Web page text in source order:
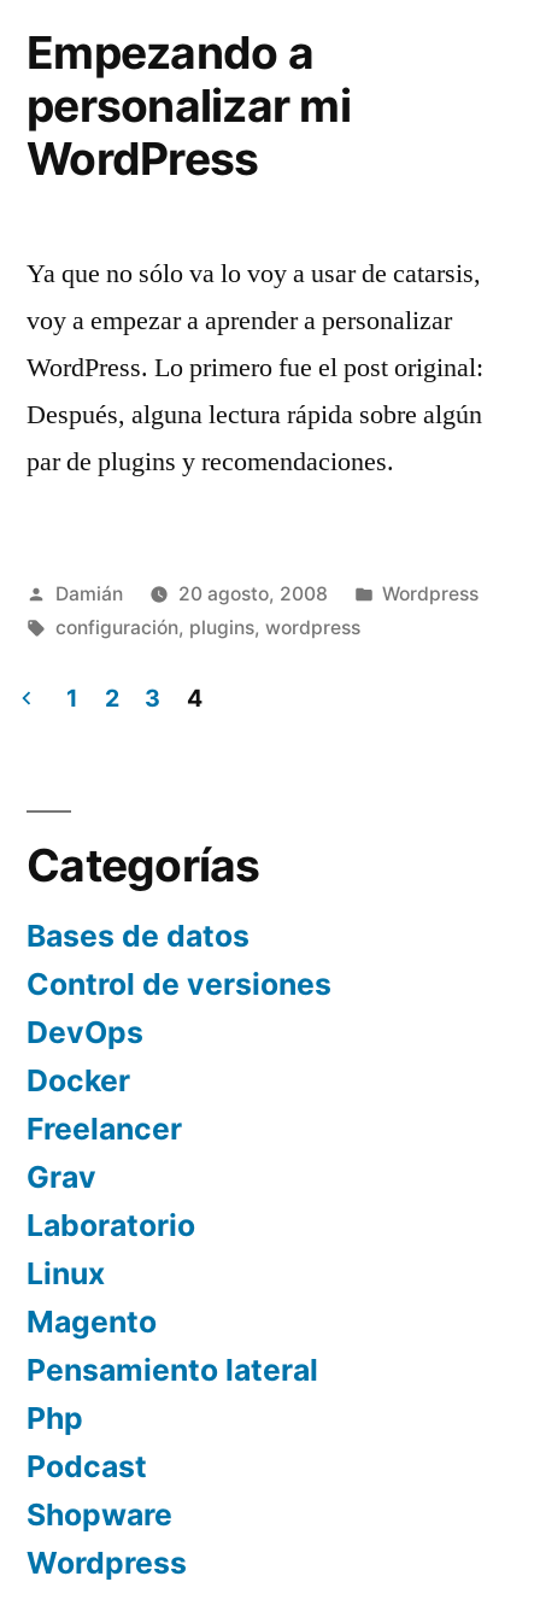
Empezando a
personalizar mi
WordPress
Ya que no sólo va lo voy a usar de catarsis,
voy a empezar a aprender a personalizar
WordPress. Lo primero fue el post original:
Después, alguna lectura rápida sobre algún
par de plugins y recomendaciones.
Publicado
por
Damián 20 agosto, 2008
Publicado
Wordpress
Etiquetas:
configuración, plugins, wordpress
de
entradas
1 2 3 4
Categorías
Bases de datos
Control de versiones
DevOps
Docker
Freelancer
Grav
Laboratorio
Linux
Magento
Pensamiento lateral
Php
Podcast
Shopware
Wordpress